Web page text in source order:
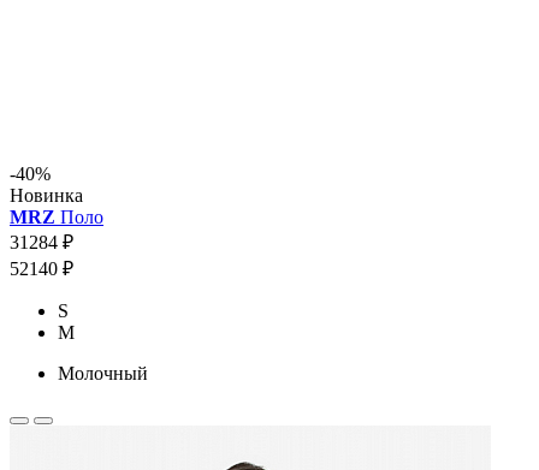
-40%
Новинка
MRZ Поло
31284 ₽
52140 ₽
S
M
Молочный